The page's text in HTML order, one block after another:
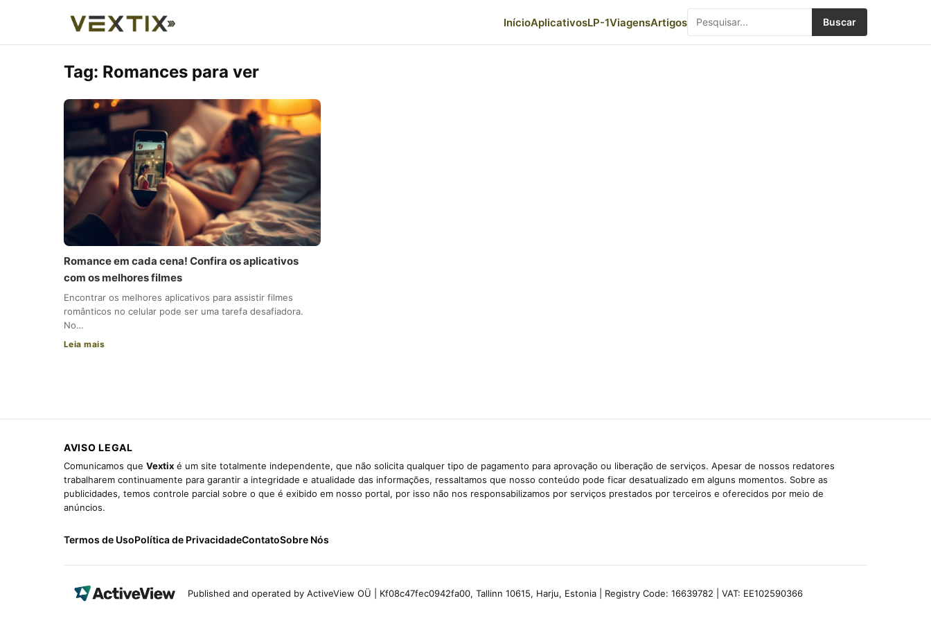
InícioAplicativosLP-1ViagensArtigos Buscar
Tag: Romances para ver
Romance em cada cena! Confira os aplicativos
com os melhores filmes
Encontrar os melhores aplicativos para assistir filmes
românticos no celular pode ser uma tarefa desafiadora.
No…
Leia mais
AVISO LEGAL
Comunicamos que Vextix é um site totalmente independente, que não solicita qualquer tipo de pagamento para aprovação ou liberação de serviços. Apesar de nossos redatores
trabalharem continuamente para garantir a integridade e atualidade das informações, ressaltamos que nosso conteúdo pode ficar desatualizado em alguns momentos. Sobre as
publicidades, temos controle parcial sobre o que é exibido em nosso portal, por isso não nos responsabilizamos por serviços prestados por terceiros e oferecidos por meio de
anúncios.
Termos de UsoPolítica de PrivacidadeContatoSobre Nós
Published and operated by ActiveView OÜ | Kf08c47fec0942fa00, Tallinn 10615, Harju, Estonia | Registry Code: 16639782 | VAT: EE102590366